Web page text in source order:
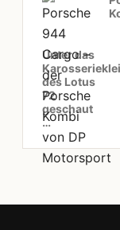
Unter das
des Lotus
72
geschaut
…